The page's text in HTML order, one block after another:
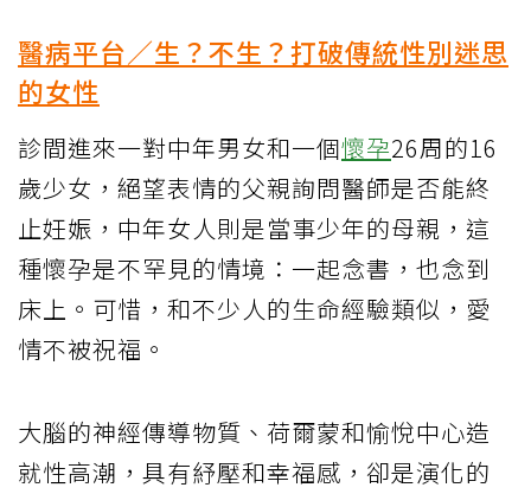
醫病平台／生？不生？打破傳統性別迷思
的女性
診間進來一對中年男女和一個懷孕26周的16
歲少女，絕望表情的父親詢問醫師是否能終
止妊娠，中年女人則是當事少年的母親，這
種懷孕是不罕見的情境：一起念書，也念到
床上。可惜，和不少人的生命經驗類似，愛
情不被祝福。
大腦的神經傳導物質、荷爾蒙和愉悅中心造
就性高潮，具有紓壓和幸福感，卻是演化的